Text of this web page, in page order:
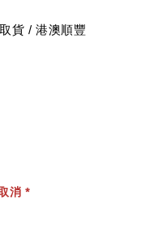
貨 / 港澳順豐
消 *